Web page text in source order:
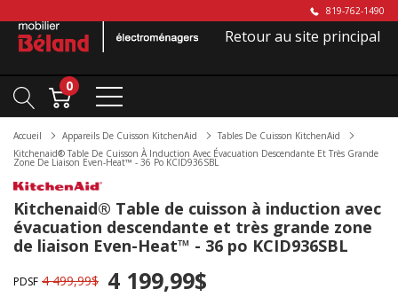
819-762-1490
Retour au site principal
0
Accueil Appareils De Cuisson KitchenAid
Tables De Cuisson KitchenAid
Kitchenaid® Table De Cuisson À Induction Avec Évacuation Descendante Et Très Grande
Zone De Liaison Even-Heat™ - 36 Po KCID936SBL
Kitchenaid® Table de cuisson à induction avec
évacuation descendante et très grande zone
de liaison Even-Heat™ - 36 po KCID936SBL
PDSF 4 499,99$ 4 199,99$